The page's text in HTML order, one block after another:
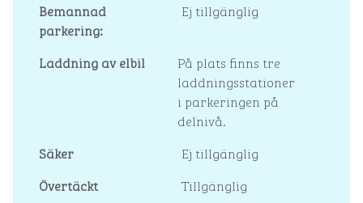
Bemannad
parkering:
Ej tillgänglig
Laddning av elbil På plats finns tre
laddningsstationer
i parkeringen på
delnivå.
Säker
Ej tillgänglig
Övertäckt
Tillgänglig